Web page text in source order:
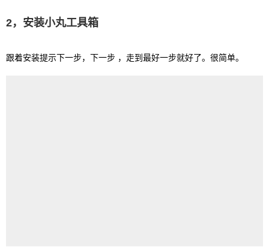
2，安装小丸工具箱
跟着安装提示下一步，下一步 ，走到最好一步就好了。很简单。